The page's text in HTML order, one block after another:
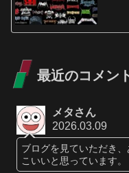
最近のコメン
メタさん
2026.03.09
ブログを見ていただき
こいいと思っています。